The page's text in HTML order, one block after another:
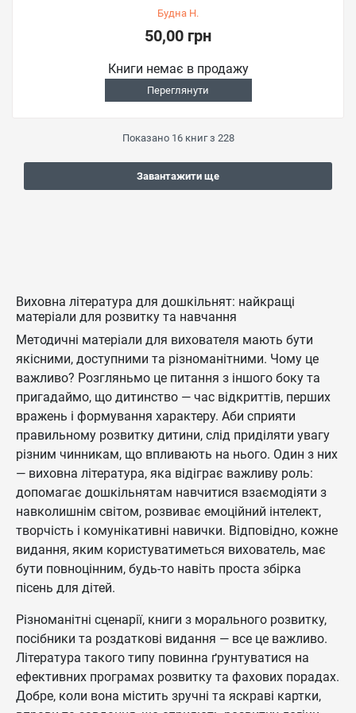
Будна Н.
50,00 грн
Книги немає в продажу
Переглянути
Показано 16книг з 228
Завантажити ще
Виховна література для дошкільнят: найкращі
матеріали для розвитку та навчання
Методичні матеріали для вихователя мають бути
якісними, доступними та різноманітними. Чому це
важливо? Розгляньмо це питання з іншого боку та
пригадаймо, що дитинство — час відкриттів, перших
вражень і формування характеру. Аби сприяти
правильному розвитку дитини, слід приділяти увагу
різним чинникам, що впливають на нього. Один з них
— виховна література, яка відіграє важливу роль:
допомагає дошкільнятам навчитися взаємодіяти з
навколишнім світом, розвиває емоційний інтелект,
творчість і комунікативні навички. Відповідно, кожне
видання, яким користуватиметься вихователь, має
бути повноцінним, будь-то навіть проста збірка
пісень для дітей.
Різноманітні сценарії, книги з морального розвитку,
посібники та роздаткові видання — все це важливо.
Література такого типу повинна ґрунтуватися на
ефективних програмах розвитку та фахових порадах.
Добре, коли вона містить зручні та яскраві картки,